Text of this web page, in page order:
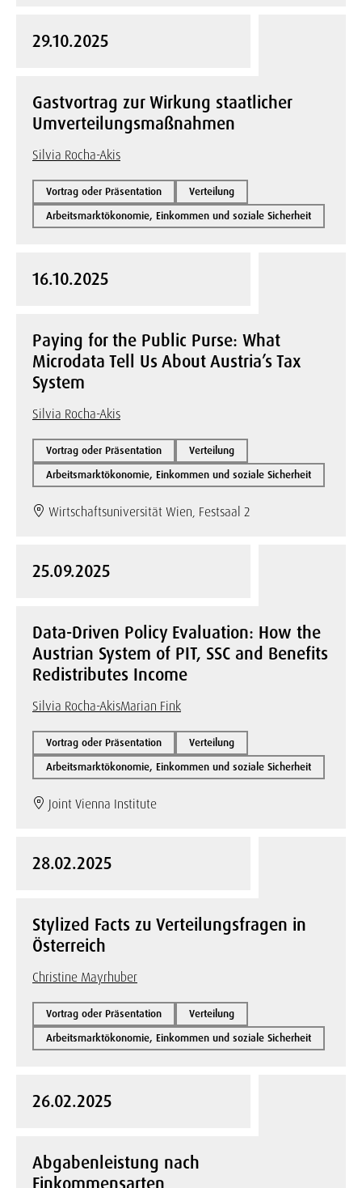
29.10.2025
Gastvortrag zur Wirkung staatlicher
Umverteilungsmaßnahmen
Silvia Rocha-Akis
Vortrag oder Präsentation
Verteilung
Arbeitsmarktökonomie, Einkommen und soziale Sicherheit
16.10.2025
Paying for the Public Purse: What
Microdata Tell Us About Austria’s Tax
System
Silvia Rocha-Akis
Vortrag oder Präsentation
Verteilung
Arbeitsmarktökonomie, Einkommen und soziale Sicherheit
Wirtschaftsuniversität Wien, Festsaal 2
25.09.2025
Data-Driven Policy Evaluation: How the
Austrian System of PIT, SSC and Benefits
Redistributes Income
Silvia Rocha-AkisMarian Fink
Vortrag oder Präsentation
Verteilung
Arbeitsmarktökonomie, Einkommen und soziale Sicherheit
Joint Vienna Institute
28.02.2025
Stylized Facts zu Verteilungsfragen in
Österreich
Christine Mayrhuber
Vortrag oder Präsentation
Verteilung
Arbeitsmarktökonomie, Einkommen und soziale Sicherheit
26.02.2025
Abgabenleistung nach